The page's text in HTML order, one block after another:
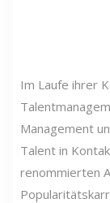
Im Laufe ihrer
Management
Talent in
renommierten